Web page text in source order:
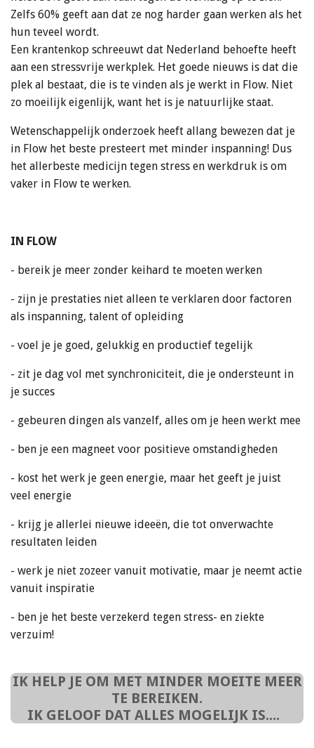
Zelfs 60% geeft aan dat ze nog harder gaan werken als het
hun teveel wordt.
Een krantenkop schreeuwt dat Nederland behoefte heeft
aan een stressvrije werkplek. Het goede nieuws is dat die
plek al bestaat, die is te vinden als je werkt in Flow. Niet
zo moeilijk eigenlijk, want het is je natuurlijke staat.
Wetenschappelijk onderzoek heeft allang bewezen dat je
in Flow het beste presteert met minder inspanning! Dus
het allerbeste medicijn tegen stress en werkdruk is om
vaker in Flow te werken.
IN FLOW
- bereik je meer zonder keihard te moeten werken
- zijn je prestaties niet alleen te verklaren door factoren
als inspanning, talent of opleiding
- voel je je goed, gelukkig en productief tegelijk
- zit je dag vol met synchroniciteit, die je ondersteunt in
je succes
- gebeuren dingen als vanzelf, alles om je heen werkt mee
- ben je een magneet voor positieve omstandigheden
- kost het werk je geen energie, maar het geeft je juist
veel energie
- krijg je allerlei nieuwe ideeën, die tot onverwachte
resultaten leiden
- werk je niet zozeer vanuit motivatie, maar je neemt actie
vanuit inspiratie
- ben je het beste verzekerd tegen stress- en ziekte
verzuim!
IK HELP JE OM MET MINDER MOEITE MEER
TE BEREIKEN.
IK GELOOF DAT ALLES MOGELIJK IS....